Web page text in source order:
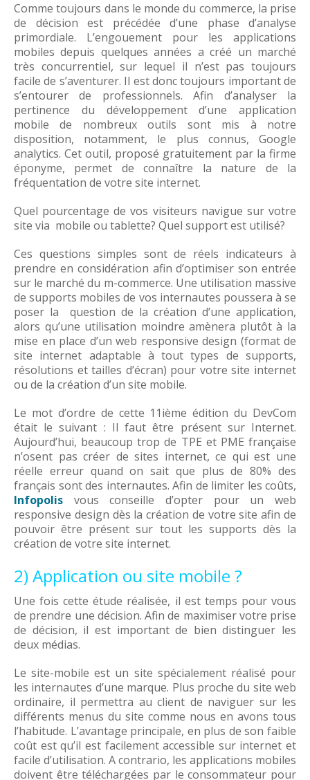
Comme toujours dans le monde du commerce, la prise
de décision est précédée d’une phase d’analyse
primordiale. L’engouement pour les applications
mobiles depuis quelques années a créé un marché
très concurrentiel, sur lequel il n’est pas toujours
facile de s’aventurer. Il est donc toujours important de
s’entourer de professionnels. Afin d’analyser la
pertinence du développement d’une application
mobile de nombreux outils sont mis à notre
disposition, notamment, le plus connus, Google
analytics. Cet outil, proposé gratuitement par la firme
éponyme, permet de connaître la nature de la
fréquentation de votre site internet.
Quel pourcentage de vos visiteurs navigue sur votre
site via mobile ou tablette? Quel support est utilisé?
Ces questions simples sont de réels indicateurs à
prendre en considération afin d’optimiser son entrée
sur le marché du m-commerce. Une utilisation massive
de supports mobiles de vos internautes poussera à se
poser la question de la création d’une application,
alors qu’une utilisation moindre amènera plutôt à la
mise en place d’un web responsive design (format de
site internet adaptable à tout types de supports,
résolutions et tailles d’écran) pour votre site internet
ou de la création d’un site mobile.
Le mot d’ordre de cette 11ième édition du DevCom
était le suivant : Il faut être présent sur Internet.
Aujourd’hui, beaucoup trop de TPE et PME française
n’osent pas créer de sites internet, ce qui est une
réelle erreur quand on sait que plus de 80% des
français sont des internautes. Afin de limiter les coûts,
Infopolis vous conseille d’opter pour un web
responsive design dès la création de votre site afin de
pouvoir être présent sur tout les supports dès la
création de votre site internet.
2) Application ou site mobile ?
Une fois cette étude réalisée, il est temps pour vous
de prendre une décision. Afin de maximiser votre prise
de décision, il est important de bien distinguer les
deux médias.
Le site-mobile est un site spécialement réalisé pour
les internautes d’une marque. Plus proche du site web
ordinaire, il permettra au client de naviguer sur les
différents menus du site comme nous en avons tous
l’habitude. L’avantage principale, en plus de son faible
coût est qu’il est facilement accessible sur internet et
facile d’utilisation. A contrario, les applications mobiles
doivent être téléchargées par le consommateur pour